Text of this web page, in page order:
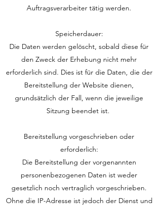
Auftragsverarbeiter tätig werden.
Speicherdauer:
Die Daten werden gelöscht, sobald diese für
den Zweck der Erhebung nicht mehr
erforderlich sind. Dies ist für die Daten, die der
Bereitstellung der Website dienen,
grundsätzlich der Fall, wenn die jeweilige
Sitzung beendet ist.
Bereitstellung vorgeschrieben oder
erforderlich:
Die Bereitstellung der vorgenannten
personenbezogenen Daten ist weder
gesetzlich noch vertraglich vorgeschrieben.
Ohne die IP-Adresse ist jedoch der Dienst und